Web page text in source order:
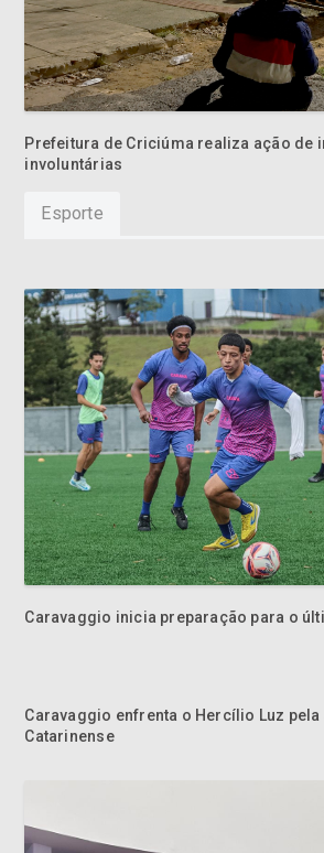
Prefeitura de Criciúma realiza ação de
involuntárias
Esporte
Caravaggio inicia preparação para o
Caravaggio enfrenta o Hercílio Luz pela
Catarinense